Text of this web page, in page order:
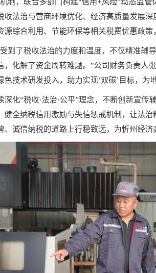
制，联合多部门构建“信用+风险”动态监
法治与营商环境优化、经济高质量发展
综合利用、节能环保等相关税费优惠政
到了税收法治的力度和温度，不仅精准辅
化解了资金周转难题。”公司财务负责人
技术研发投入，助力实现‘双碳’目标，为
化“税收·法治·公平”理念，不断创新宣
健全纳税信用激励与失信惩戒机制，让法
诚信纳税的道路上行稳致远，为忻州经济